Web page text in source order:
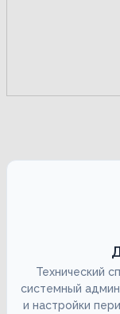
Технический
системный
и настройки